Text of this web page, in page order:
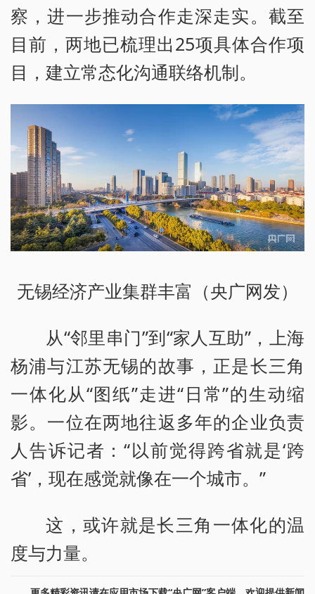
察，进一步推动合作走深走实。截至
目前，两地已梳理出25项具体合作项
目，建立常态化沟通联络机制。
无锡经济产业集群丰富（央广网发）
从“邻里串门”到“家人互助”，上海
杨浦与江苏无锡的故事，正是长三角
一体化从“图纸”走进“日常”的生动缩
影。一位在两地往返多年的企业负责
人告诉记者：“以前觉得跨省就是‘跨
省’，现在感觉就像在一个城市。”
这，或许就是长三角一体化的温
度与力量。